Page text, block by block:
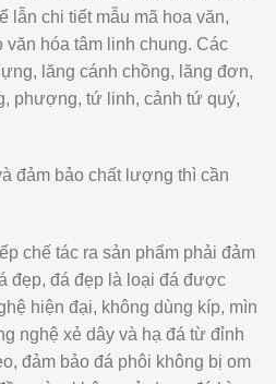
lẫn chi tiết mẫu mã hoa văn,
hóa tâm linh chung. Các
lăng cánh chồng, lăng đơn,
phượng, tứ linh, cảnh tứ quý,
đảm bảo chất lượng thì cần
chế tác ra sản phẩm phải đảm
đẹp, đá đẹp là loại đá được
hiện đại, không dùng kíp, mìn
nghệ xẻ dây và hạ đá từ đỉnh
đảm bảo đá phôi không bị om